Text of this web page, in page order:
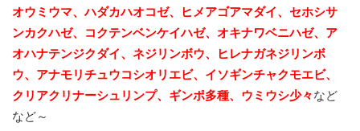
オウミウマ、ハダカハオコゼ、ヒメアゴアマダイ、セホシサ
ンカクハゼ、コクテンベンケイハゼ、オキナワベニハゼ、 ア
オハナテンジクダイ、ネジリンボウ、ヒレナガネジリンボ
ウ、アナモリチュウコシオリエビ、 イソギンチャクモエビ、
クリアクリナーシュリンプ、ギンポ多種、 ウミウシ少々など
など～